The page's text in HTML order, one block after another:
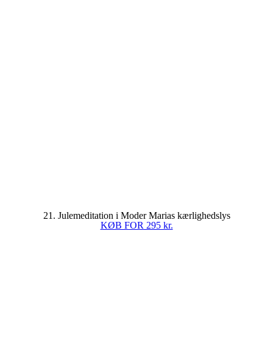
21. Julemeditation i Moder Marias kærlighedslys
KØB FOR 295 kr.